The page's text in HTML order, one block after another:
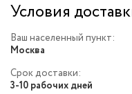
Условия
Ваш населенный пункт:
Москва
Срок доставки:
3-10 рабочих дней